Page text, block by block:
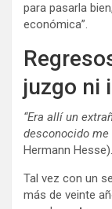
para pasarla
económica”.
juzgo ni
“Era allí un
desconocido me
Hermann Hesse).
Tal vez con un
más de veinte